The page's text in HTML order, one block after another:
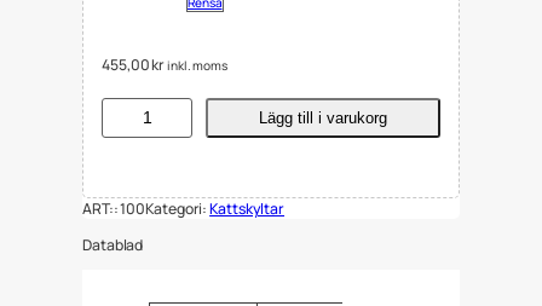
455,00krinkl. moms
K
k
l
Lägg till i varukorg
ART::100Kategori:Kattskyltar
Datablad